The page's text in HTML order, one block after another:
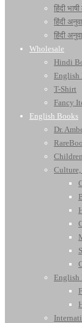
हिंदी
हिंदी
हिंदी
Wholesale
Hindi
English
T-Shirt
Fancy
English Books
Dr.
English